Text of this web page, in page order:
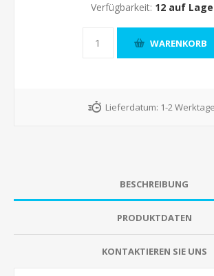
Verfügbarkeit: 12 auf
Lieferdatum: 1-2
BESCHREIBUNG
PRODUKTDATEN
KONTAKTIEREN SIE UNS